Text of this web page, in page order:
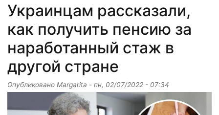
Украинцам рассказали,
как получить пенсию за
наработанный стаж в
другой стране
Опубликовано Margarita - пн, 02/07/2022 - 07:34